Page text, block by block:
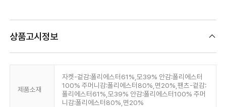
상품고시정보
제품소재
자켓-겉감:폴리에스터61%,모39% 안감:폴리에스터
100% 주머니감:폴리에스터80%,면20%,팬츠-겉감:
폴리에스터61%,모39% 안감:폴리에스터100% 주머
니감:폴리에스터80%,면20%